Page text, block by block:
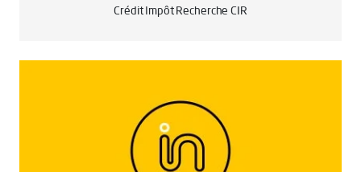
Crédit Impôt Recherche CIR